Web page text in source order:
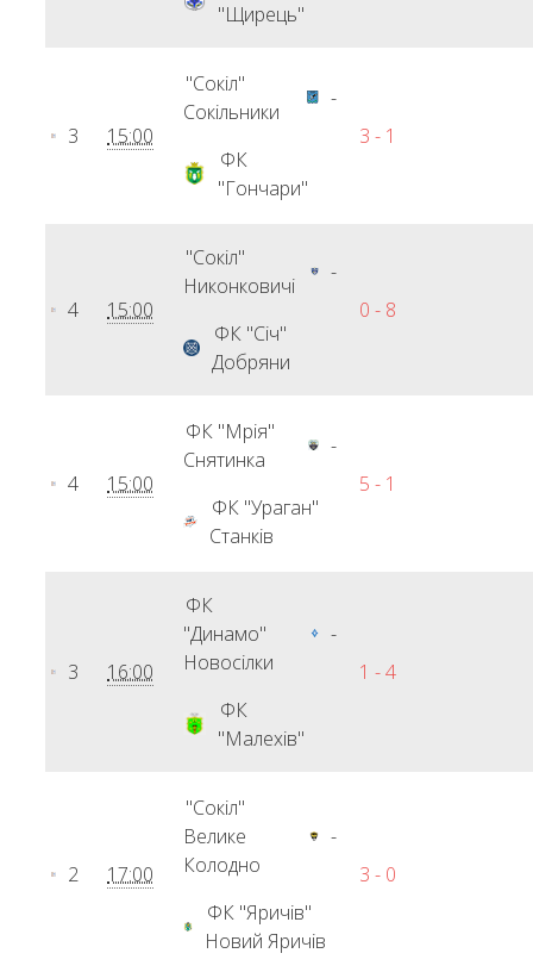
"Щирець"
3 15:00
"Сокіл"
Сокільники
-
ФК
"Гончари"
3 - 1
4 15:00
"Сокіл"
Никонковичі
-
ФК "Січ"
Добряни
0 - 8
4 15:00
ФК "Мрія"
Снятинка
-
ФК "Ураган"
Станків
5 - 1
3 16:00
ФК
"Динамо"
Новосілки
-
ФК
"Малехів"
1 - 4
2 17:00
"Сокіл"
Велике
Колодно
-
ФК "Яричів"
Новий Яричів
3 - 0